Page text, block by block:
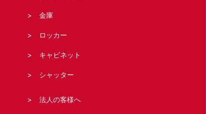
金庫
ロッカー
キャビネット
シャッター
法人の客様へ